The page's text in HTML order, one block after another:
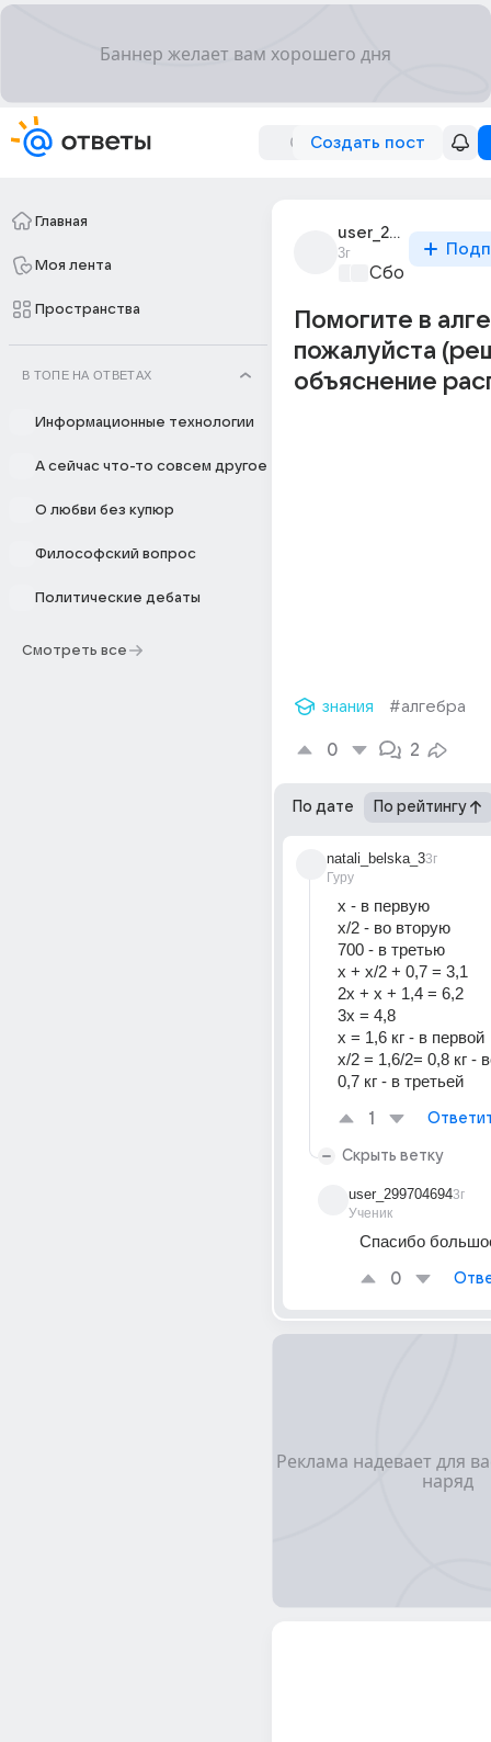
Создать пост
Главная
Моя лента
Пространства
В ТОПЕ НА ОТВЕТАХ
Информационные технологии
А сейчас что-то совсем другое
О любви без купюр
Философский вопрос
Политические дебаты
Смотреть все
user_299704694
3г
Сборная
Помогите в
пожалуйста
объяснение
знания #алгебра
0 2
По дате По рейтингу
natali_belska_3
Гуру
3г
x - в первую
х/2 - во вторую
700 - в третью
x + x/2 + 0,7 = 3,1
2x + x + 1,4 = 6,2
3x = 4,8
x = 1,6 кг - в первой
x/2 = 1,6/2= 0,8 кг -
0,7 кг - в третьей
1
Скрыть ветку
user_299704694
Ученик
3г
Спасибо
0